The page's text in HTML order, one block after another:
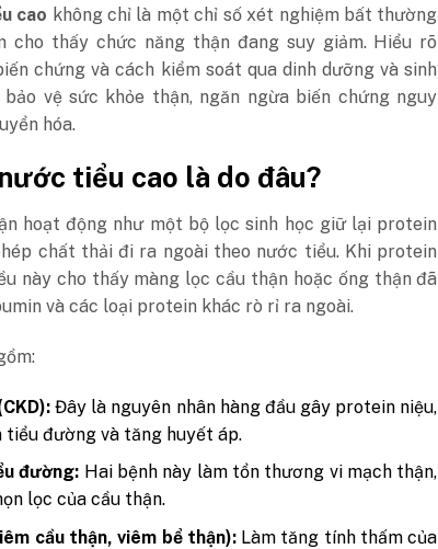
cao không chỉ là một chỉ số xét nghiệm bất thường
cho thấy chức năng thận đang suy giảm. Hiểu rõ
chứng và cách kiểm soát qua dinh dưỡng và sinh
vệ sức khỏe thận, ngăn ngừa biến chứng nguy
hóa.
tiểu cao là do đâu?
hoạt động như một bộ lọc sinh học giữ lại protein
chất thải đi ra ngoài theo nước tiểu. Khi protein
này cho thấy màng lọc cầu thận hoặc ống thận đã
và các loại protein khác rò rỉ ra ngoài.
Đây là nguyên nhân hàng đầu gây protein niệu,
tiểu đường và tăng huyết áp.
đường: Hai bệnh này làm tổn thương vi mạch thận,
lọc của cầu thận.
cầu thận, viêm bể thận):Làm tăng tính thấm của